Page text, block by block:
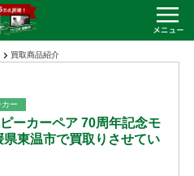
買取商品紹介
カー
ーカーペア 70周年記念モ
東温市で買取りさせてい